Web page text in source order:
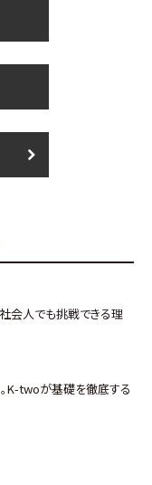
社会人でも挑戦できる理
K-twoが基礎を徹底する